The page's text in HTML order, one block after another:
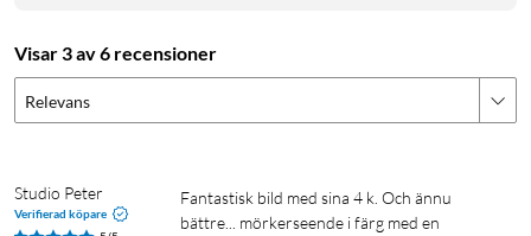
Visar 3 av 6 recensioner
Relevans
Studio Peter
Verifierad köpare
Fantastisk bild med sina 4 k. Och ännu
bättre... mörkerseende i färg med en